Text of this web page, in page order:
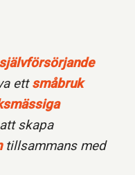
självförsörjande
ettsmåbruk
skapa
tillsammans med